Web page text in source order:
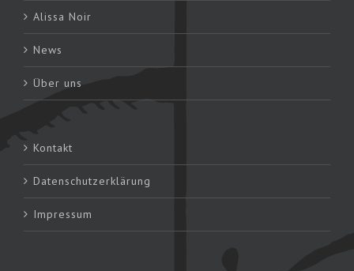
Alissa Noir
News
Über uns
Kontakt
Datenschutzerklärung
Impressum